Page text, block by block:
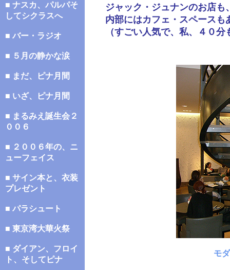
■ ナスカ、パルパそ
してシクラスへ
■ バー・ラジオ
■ ５月の静かな涙
■ まだ、ピナ月間
■ いざ、ピナ月間
■ まるみえ誕生会２
００６
■ ２００６年の、ニ
ューフェイス
■ サイン本と、衣装
プレゼント
■ パラシュート
■ 東京湾大華火祭
■ ダイアン、フロイ
ト、そしてピナ
ジャック・ジュナンのお店も
内部にはカフェ・スペース
（すごい人気で、私、４０
モ